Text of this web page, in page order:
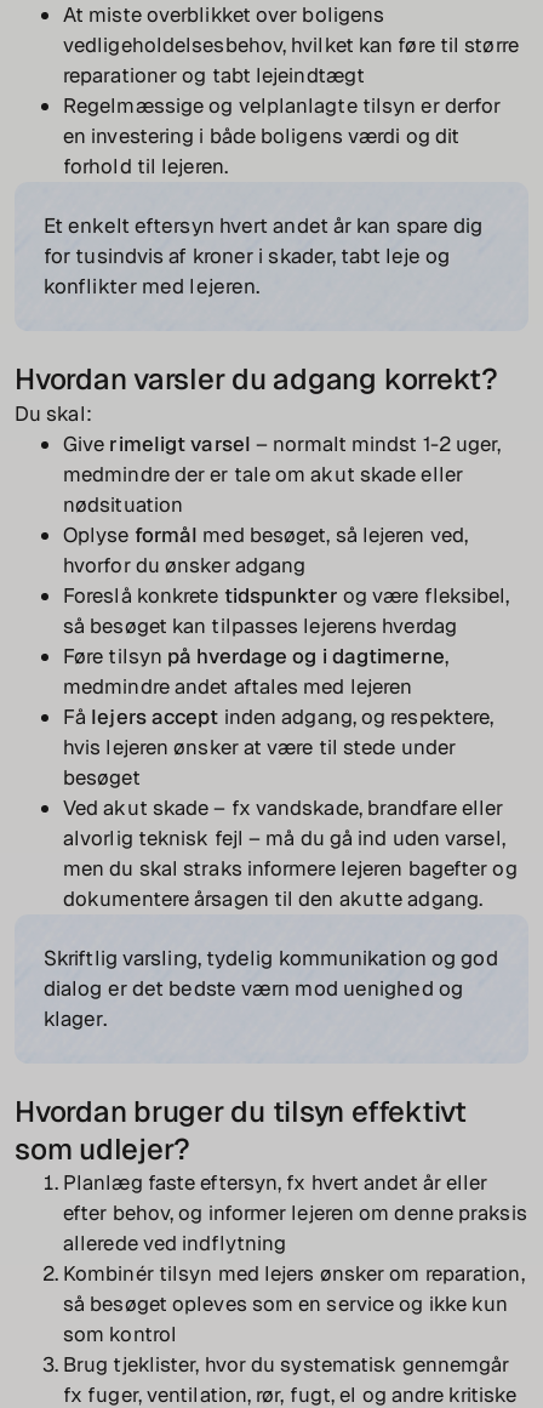
At miste overblikket over boligens
vedligeholdelsesbehov, hvilket kan føre til større
reparationer og tabt lejeindtægt
Regelmæssige og velplanlagte tilsyn er derfor
en investering i både boligens værdi og dit
forhold til lejeren.
Et enkelt eftersyn hvert andet år kan spare dig
for tusindvis af kroner i skader, tabt leje og
konflikter med lejeren.
Hvordan varsler du adgang korrekt?
Du skal:
Give rimeligt varsel – normalt mindst 1-2 uger,
medmindre der er tale om akut skade eller
nødsituation
Oplyse formål med besøget, så lejeren ved,
hvorfor du ønsker adgang
Foreslå konkrete tidspunkter og være fleksibel,
så besøget kan tilpasses lejerens hverdag
Føre tilsyn på hverdage og i dagtimerne,
medmindre andet aftales med lejeren
Få lejers accept inden adgang, og respektere,
hvis lejeren ønsker at være til stede under
besøget
Ved akut skade – fx vandskade, brandfare eller
alvorlig teknisk fejl – må du gå ind uden varsel,
men du skal straks informere lejeren bagefter og
dokumentere årsagen til den akutte adgang.
Skriftlig varsling, tydelig kommunikation og god
dialog er det bedste værn mod uenighed og
klager.
Hvordan bruger du tilsyn effektivt
som udlejer?
Planlæg faste eftersyn, fx hvert andet år eller
efter behov, og informer lejeren om denne praksis
allerede ved indflytning
Kombinér tilsyn med lejers ønsker om reparation,
så besøget opleves som en service og ikke kun
som kontrol
Brug tjeklister, hvor du systematisk gennemgår
fx fuger, ventilation, rør, fugt, el og andre kritiske